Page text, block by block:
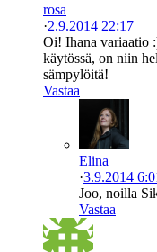
rosa
·2.9.2014 22:17
Oi! Ihana variaatio
käytössä, on niin
sämpylöitä!
Vastaa
Elina
·3.9.2014
Joo, noilla
Vastaa